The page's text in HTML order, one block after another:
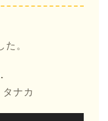
。
ナカ